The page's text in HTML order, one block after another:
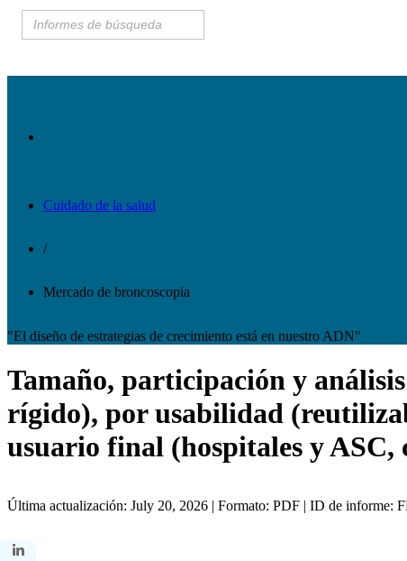
Cuidado de la salud
/
Mercado de broncoscopia
"El diseño de estrategias de crecimiento está en nuestro ADN"
Tamaño, participación y
rígido), por usabilidad
usuario final (hospitales y ASC,
Última actualización: July 20, 2026 | Formato: PDF | ID de informe: